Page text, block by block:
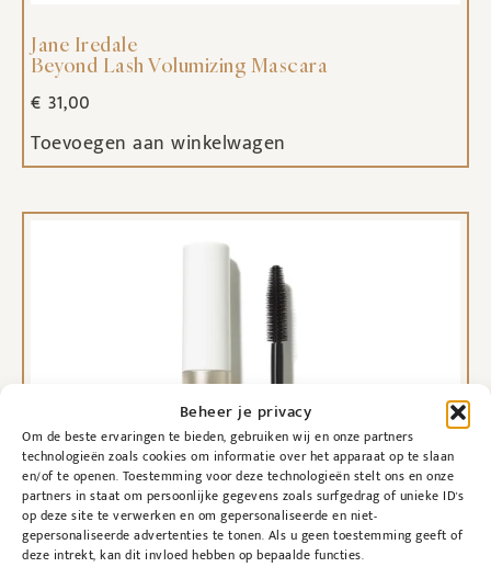
Beheer je privacy
Om de beste ervaringen te bieden, gebruiken wij en onze partners
technologieën zoals cookies om informatie over het apparaat op te slaan
en/of te openen. Toestemming voor deze technologieën stelt ons en onze
partners in staat om persoonlijke gegevens zoals surfgedrag of unieke ID's
op deze site te verwerken en om gepersonaliseerde en niet-
gepersonaliseerde advertenties te tonen. Als u geen toestemming geeft of
deze intrekt, kan dit invloed hebben op bepaalde functies.
Jane Iredale
Beyond Lash Volumizing Mascara
€ 31,00
Toevoegen aan winkelwagen